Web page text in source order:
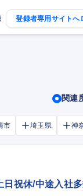
登録者専用サイトへ
関連
市 埼玉県 神
祝休/中途入社